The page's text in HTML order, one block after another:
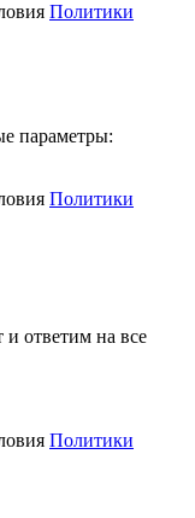
Политики
параметры:
Политики
ответим на все
Политики